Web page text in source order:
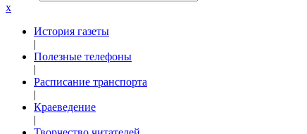
x
История газеты
|
Полезные телефоны
|
Расписание транспорта
|
Краеведение
|